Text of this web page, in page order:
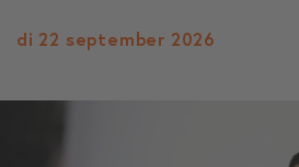
di 22 september 2026